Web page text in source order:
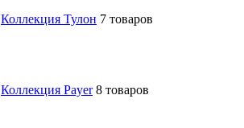
Коллекция Тулон 7 товаров
Коллекция Payer 8 товаров